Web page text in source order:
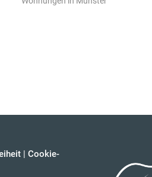
| Cookie-